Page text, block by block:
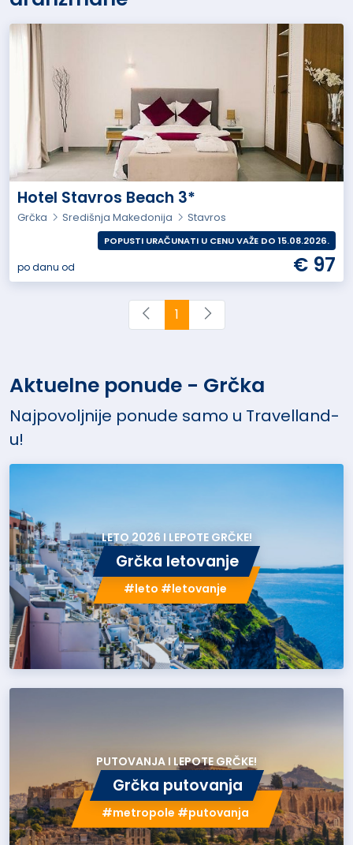
Hotel Stavros Beach 3*
Grčka Središnja Makedonija Stavros
po danu od
POPUSTI URAČUNATI U CENU VAŽE DO 15.08.2026.
€ 97
1
Aktuelne ponude - Grčka
Najpovoljnije ponude samo u Travelland-
u!
LETO 2026 I LEPOTE GRČKE!
Grčka letovanje
#leto #letovanje
PUTOVANJA I LEPOTE GRČKE!
Grčka putovanja
#metropole #putovanja